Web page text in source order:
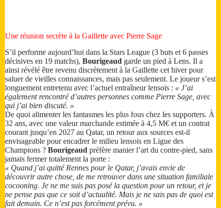
Une réunion secrète à la Gaillette avec Pierre Sage
S’il performe aujourd’hui dans la Stars League (3 buts et 6 passes
décisives en 19 matchs), Bourigeaud garde un pied à Lens. Il a
ainsi révélé être revenu discrètement à la Gaillette cet hiver pour
saluer de vieilles connaissances, mais pas seulement. Le joueur s’est
longuement entretenu avec l’actuel entraîneur lensois : « J’ai
également rencontré d’autres personnes comme Pierre Sage, avec
qui j’ai bien discuté. »
De quoi alimenter les fantasmes les plus fous chez les supporters. À
32 ans, avec une valeur marchande estimée à 4,5 M€ et un contrat
courant jusqu’en 2027 au Qatar, un retour aux sources est-il
envisageable pour encadrer le milieu lensois en Ligue des
Champions ? Bourigeaud préfère manier l’art du contre-pied, sans
jamais fermer totalement la porte :
« Quand j’ai quitté Rennes pour le Qatar, j’avais envie de
découvrir autre chose, de me retrouver dans une situation familiale
cocooning. Je ne me suis pas posé la question pour un retour, et je
ne pense pas que ce soit d’actualité. Mais je ne sais pas de quoi est
fait demain. Ce n’est pas forcément prévu. »